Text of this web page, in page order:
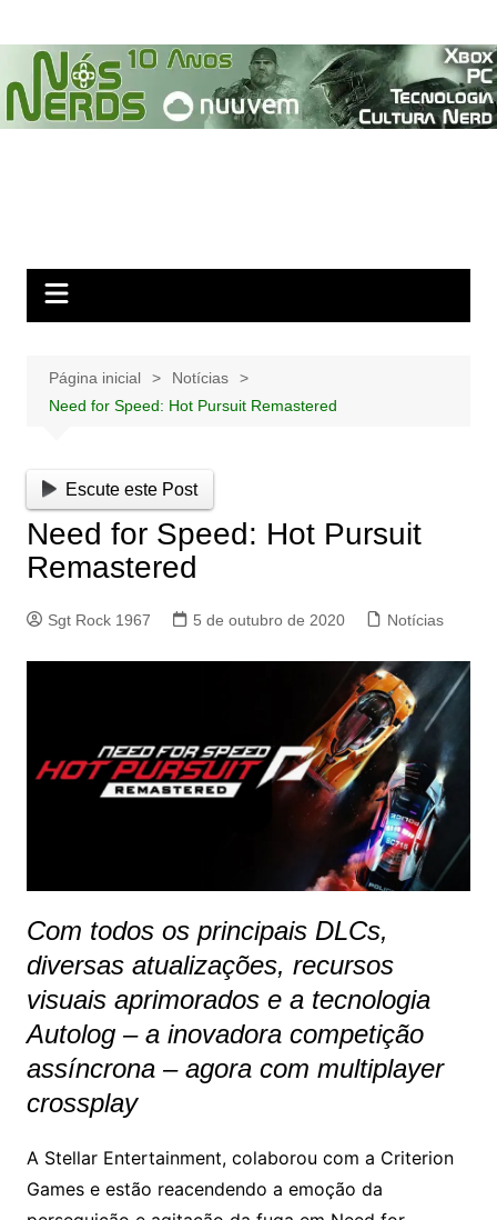
para
conteúdo
Página inicial
Notícias
Need for Speed: Hot Pursuit Remastered
Escute este Post
Need for Speed: Hot Pursuit
Remastered
Sgt Rock 1967 5 de outubro de 2020 Notícias
Com todos os principais DLCs,
diversas atualizações, recursos
visuais aprimorados e a tecnologia
Autolog – a inovadora competição
assíncrona – agora com multiplayer
crossplay
A Stellar Entertainment, colaborou com a Criterion
Games e estão reacendendo a emoção da